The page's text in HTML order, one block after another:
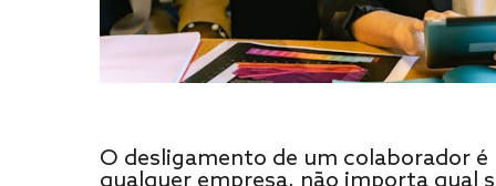
O desligamento de um colaborador